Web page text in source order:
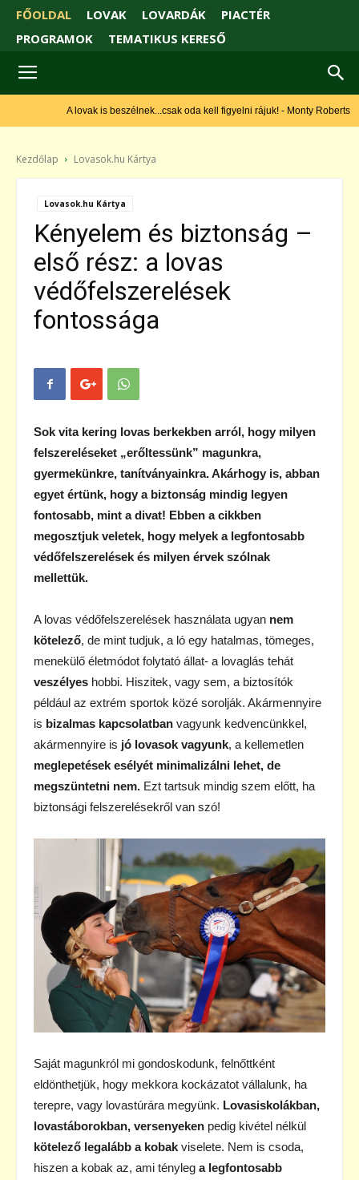
FŐOLDAL LOVAK LOVARDÁK
PIACTÉR
PROGRAMOK
TEMATIKUS KERESŐ
A lovak is beszélnek...csak oda kell figyelni rájuk! - Monty Roberts
Kezdőlap Lovasok.hu Kártya
Lovasok.hu Kártya
Kényelem és biztonság –
első rész: a lovas
védőfelszerelések
fontossága
Sok vita kering lovas berkekben arról, hogy milyen
felszereléseket „erőltessünk” magunkra,
gyermekünkre, tanítványainkra. Akárhogy is, abban
egyet értünk, hogy a biztonság mindig legyen
fontosabb, mint a divat! Ebben a cikkben
megosztjuk veletek, hogy melyek a legfontosabb
védőfelszerelések és milyen érvek szólnak
mellettük.
A lovas védőfelszerelések használata ugyan nem
kötelező, de mint tudjuk, a ló egy hatalmas, tömeges,
menekülő életmódot folytató állat- a lovaglás tehát
veszélyes hobbi. Hiszitek, vagy sem, a biztosítók
például az extrém sportok közé sorolják. Akármennyire
is bizalmas kapcsolatban vagyunk kedvencünkkel,
akármennyire is jó lovasok vagyunk, a kellemetlen
meglepetések esélyét minimalizálni lehet, de
megszüntetni nem. Ezt tartsuk mindig szem előtt, ha
biztonsági felszerelésekről van szó!
Saját magunkról mi gondoskodunk, felnőttként
eldönthetjük, hogy mekkora kockázatot vállalunk, ha
terepre, vagy lovastúrára megyünk. Lovasiskolákban,
lovastáborokban, versenyeken pedig kivétel nélkül
kötelező legalább a kobak viselete. Nem is csoda,
hiszen a kobak az, ami tényleg a legfontosabb